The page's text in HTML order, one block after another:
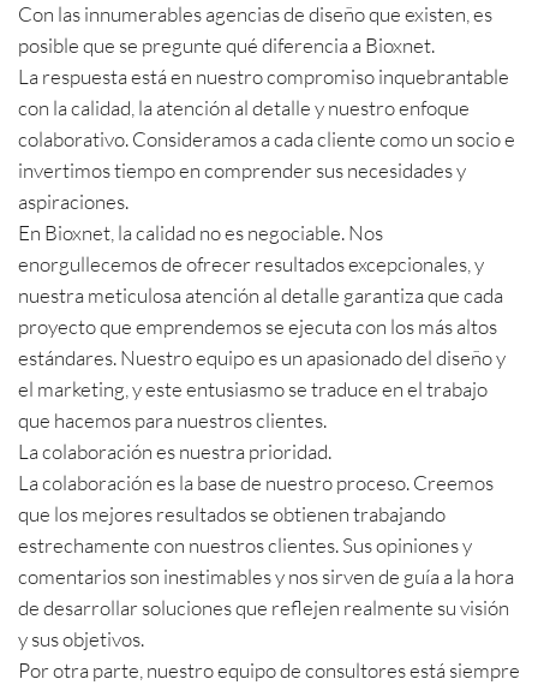
Con las innumerables agencias de diseño que existen, es
posible que se pregunte qué diferencia a Bioxnet.
La respuesta está en nuestro compromiso inquebrantable
con la calidad, la atención al detalle y nuestro enfoque
colaborativo. Consideramos a cada cliente como un socio e
invertimos tiempo en comprender sus necesidades y
aspiraciones.
En Bioxnet, la calidad no es negociable. Nos
enorgullecemos de ofrecer resultados excepcionales, y
nuestra meticulosa atención al detalle garantiza que cada
proyecto que emprendemos se ejecuta con los más altos
estándares. Nuestro equipo es un apasionado del diseño y
el marketing, y este entusiasmo se traduce en el trabajo
que hacemos para nuestros clientes.
La colaboración es nuestra prioridad.
La colaboración es la base de nuestro proceso. Creemos
que los mejores resultados se obtienen trabajando
estrechamente con nuestros clientes. Sus opiniones y
comentarios son inestimables y nos sirven de guía a la hora
de desarrollar soluciones que reflejen realmente su visión
y sus objetivos.
Por otra parte, nuestro equipo de consultores está siempre